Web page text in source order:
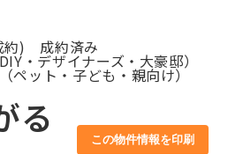
約) 成約済み
・デザイナーズ・大豪邸）
ペット・子ども・親向け）
る
この物件情報を印刷